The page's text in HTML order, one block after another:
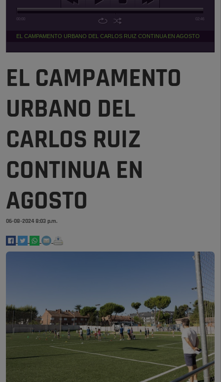
00:00 02:46
EL CAMPAMENTO URBANO DEL CARLOS RUIZ CONTINUA EN AGOSTO
EL CAMPAMENTO
URBANO DEL
CARLOS RUIZ
CONTINUA EN
AGOSTO
06-08-2024 8:03 p.m.